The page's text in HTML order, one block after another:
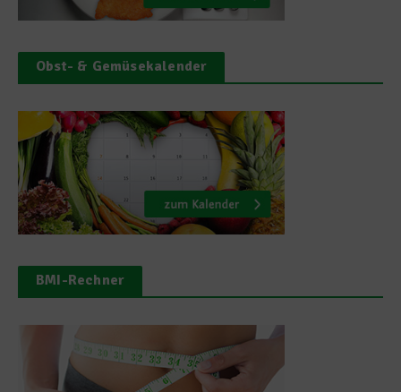
Obst- & Gemüsekalender
BMI-Rechner